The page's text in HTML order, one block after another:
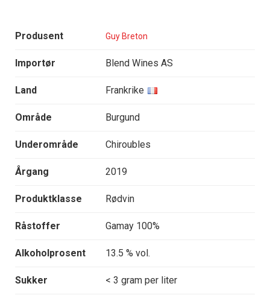
Produsent Guy Breton
Importør Blend Wines AS
Land Frankrike
Område Burgund
Underområde Chiroubles
Årgang 2019
Produktklasse Rødvin
Råstoffer Gamay 100%
Alkoholprosent 13.5 % vol.
Sukker < 3 gram per liter